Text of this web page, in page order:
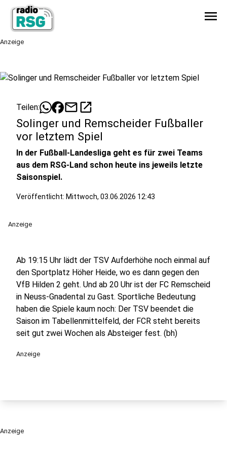
menu
Anzeige
Teilen: mailopen_in_new
Solinger und Remscheider Fußballer
vor letztem Spiel
In der Fußball-Landesliga geht es für zwei Teams
aus dem RSG-Land schon heute ins jeweils letzte
Saisonspiel.
Veröffentlicht: Mittwoch, 03.06.2026 12:43
Anzeige
Ab 19:15 Uhr lädt der TSV Aufderhöhe noch einmal auf
den Sportplatz Höher Heide, wo es dann gegen den
VfB Hilden 2 geht. Und ab 20 Uhr ist der FC Remscheid
in Neuss-Gnadental zu Gast. Sportliche Bedeutung
haben die Spiele kaum noch: Der TSV beendet die
Saison im Tabellenmittelfeld, der FCR steht bereits
seit gut zwei Wochen als Absteiger fest. (bh)
Anzeige
Anzeige